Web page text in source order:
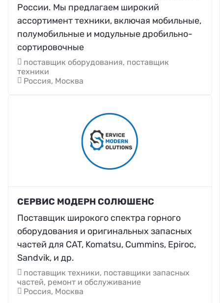
России. Мы предлагаем широкий
ассортимент техники, включая мобильные,
полумобильные и модульные дробильно-
сортировочные
поставщик оборудования, поставщик
техники
Россия, Москва
СЕРВИС МОДЕРН СОЛЮШЕНС
Поставщик широкого спектра горного
оборудования и оригинальных запасных
частей для CAT, Komatsu, Cummins, Epiroc,
Sandvik, и др.
поставщик техники, поставщики запасных
частей, ремонт и обслуживание
Россия, Москва